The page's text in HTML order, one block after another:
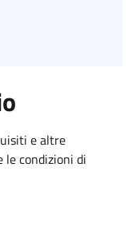
e altre
condizioni di